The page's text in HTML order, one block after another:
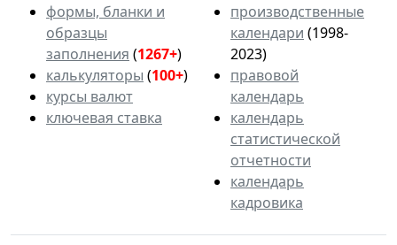
формы, бланки и
образцы
заполнения (1267+)
калькуляторы (100+)
курсы валют
ключевая ставка
производственные
календари (1998-
2023)
правовой
календарь
календарь
статистической
отчетности
календарь
кадровика